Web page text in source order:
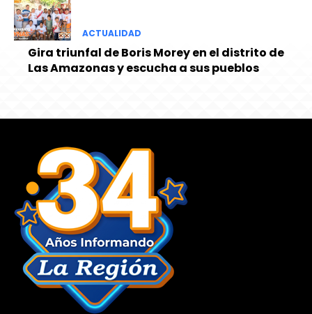
ACTUALIDAD
Gira triunfal de Boris Morey en el distrito de
Las Amazonas y escucha a sus pueblos